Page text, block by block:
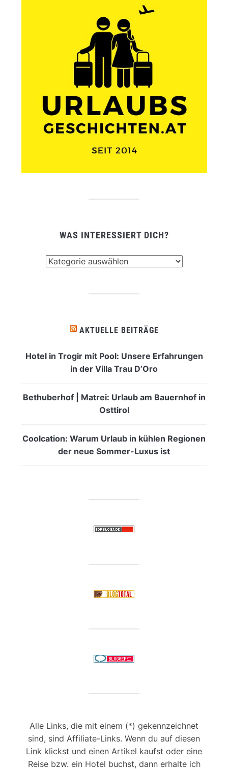
WAS INTERESSIERT DICH?
AKTUELLE BEITRÄGE
Hotel in Trogir mit Pool: Unsere Erfahrungen
in der Villa Trau D’Oro
Bethuberhof | Matrei: Urlaub am Bauernhof in
Osttirol
Coolcation: Warum Urlaub in kühlen Regionen
der neue Sommer-Luxus ist
Alle Links, die mit einem (*) gekennzeichnet
sind, sind Affiliate-Links. Wenn du auf diesen
Link klickst und einen Artikel kaufst oder eine
Reise bzw. ein Hotel buchst, dann erhalte ich